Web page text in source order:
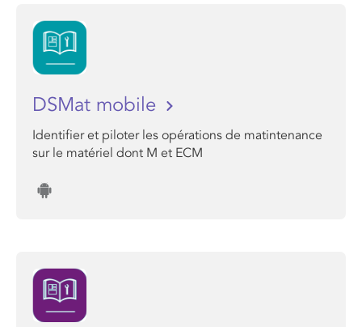
DSMat mobile
Identifier et piloter les opérations de matintenance
sur le matériel dont M et ECM